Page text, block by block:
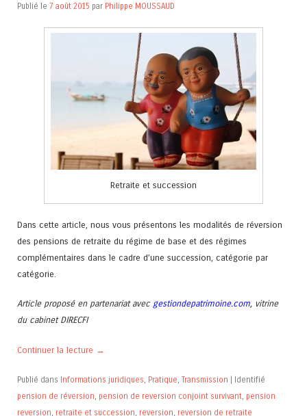
Publié le 7 août 2015 par Philippe MOUSSAUD
Retraite et succession
Dans cette article, nous vous présentons les modalités de réversion
des pensions de retraite du régime de base et des régimes
complémentaires dans le cadre d’une succession, catégorie par
catégorie.
Article proposé en partenariat avec gestiondepatrimoine.com, vitrine
du cabinet DIRECFI
Continuer la lecture →
Publié dans Informations juridiques, Pratique, Transmission | Identifié
pension de réversion, pension de reversion conjoint survivant, pension
reversion, retraite et succession, reversion, reversion de retraite